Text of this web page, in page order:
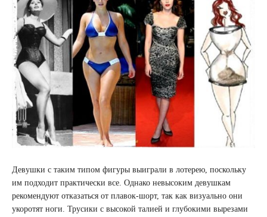
Девушки с таким типом фигуры выиграли в лотерею, поскольку
им подходит практически все. Однако невысоким девушкам
рекомендуют отказаться от плавок-шорт, так как визуально они
укоротят ноги. Трусики с высокой талией и глубокими вырезами